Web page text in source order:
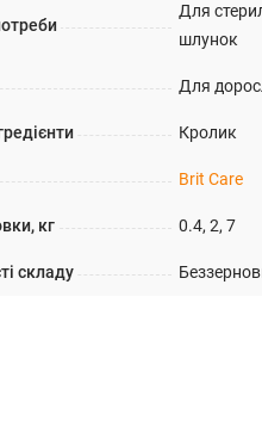
Для
шлунок
Для
Кролик
Brit Care
кг 0.4, 2, 7
складу